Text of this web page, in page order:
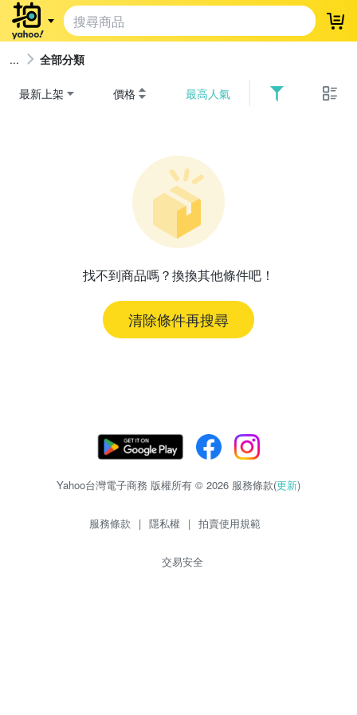
登
全部分類
最新上架 價格 最高人氣
找不到商品嗎？換換其他條件吧！
清除條件再搜尋
Yahoo台灣電子商務 版權所有 © 2026 服務條款(更新)
服務條款 | 隱私權 | 拍賣使用規範
交易安全